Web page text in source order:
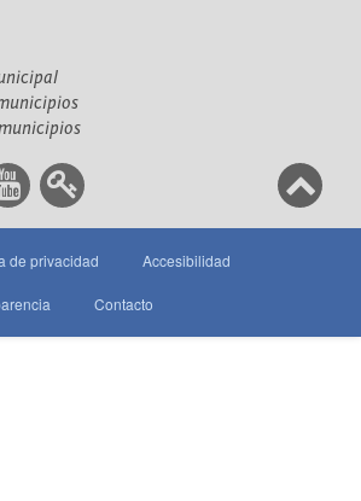
de privacidad Accesibilidad
Contacto